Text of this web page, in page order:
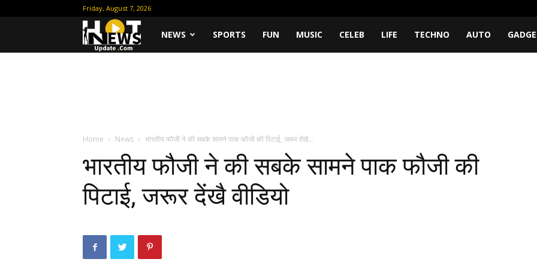
Friday, August 7, 2026
HotNEWS SPORTS FUN MUSIC CELEB LIFE TECHNO AUTO
Home News भारतीय फौजी ने की सबके सामने पाक फौजी की पिटाई, जरूर देंखै...
भारतीय फौजी ने की सबके सामने पाक फौजी की
पिटाई, जरूर देंखै वीडियो